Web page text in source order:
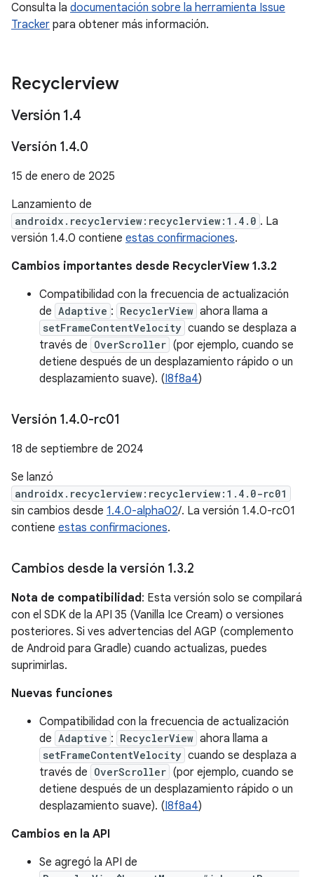
Consulta la documentación sobre la herramienta Issue
Tracker para obtener más información.
Recyclerview
Versión 1.4
Versión 1.4.0
15 de enero de 2025
Lanzamiento de
androidx.recyclerview:recyclerview:1.4.0 . La
versión 1.4.0 contiene estas confirmaciones.
Cambios importantes desde RecyclerView 1.3.2
Compatibilidad con la frecuencia de actualización
de Adaptive : RecyclerView ahora llama a
setFrameContentVelocity cuando se desplaza a
través de OverScroller (por ejemplo, cuando se
detiene después de un desplazamiento rápido o un
desplazamiento suave). (I8f8a4)
Versión 1.4.0-rc01
18 de septiembre de 2024
Se lanzó
androidx.recyclerview:recyclerview:1.4.0-rc01
sin cambios desde 1.4.0-alpha02/. La versión 1.4.0-rc01
contiene estas confirmaciones.
Cambios desde la versión 1.3.2
Nota de compatibilidad: Esta versión solo se compilará
con el SDK de la API 35 (Vanilla Ice Cream) o versiones
posteriores. Si ves advertencias del AGP (complemento
de Android para Gradle) cuando actualizas, puedes
suprimirlas.
Nuevas funciones
Compatibilidad con la frecuencia de actualización
de Adaptive : RecyclerView ahora llama a
setFrameContentVelocity cuando se desplaza a
través de OverScroller (por ejemplo, cuando se
detiene después de un desplazamiento rápido o un
desplazamiento suave). (I8f8a4)
Cambios en la API
Se agregó la API de